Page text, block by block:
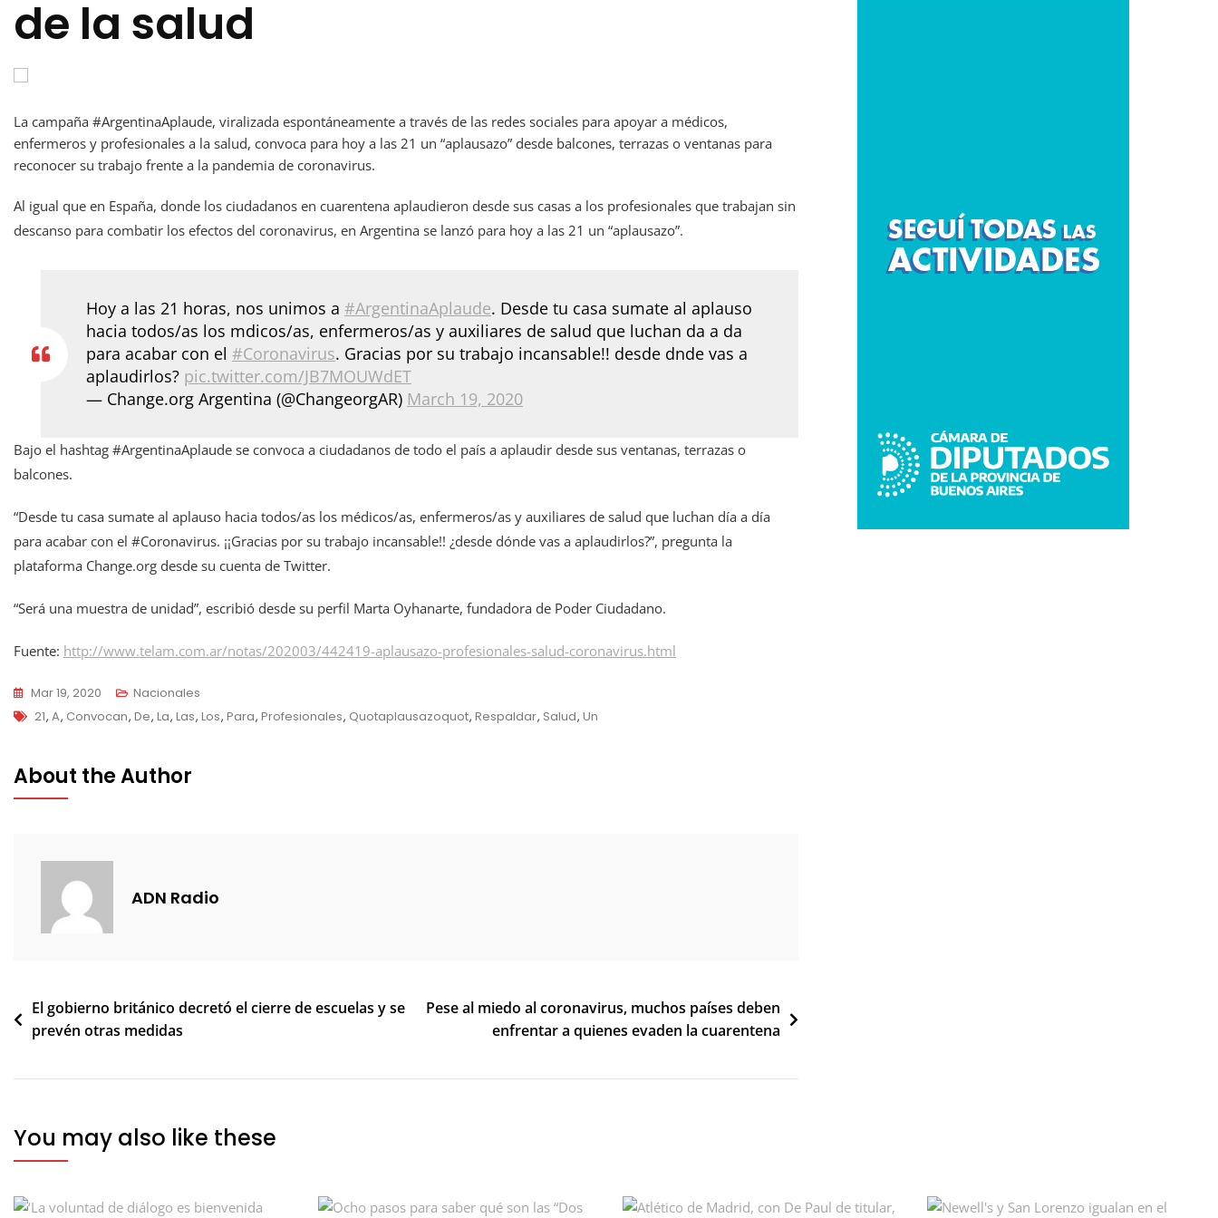
de la salud
La campaña #ArgentinaAplaude, viralizada espontáneamente a través de las redes sociales para apoyar a médicos,
enfermeros y profesionales a la salud, convoca para hoy a las 21 un “aplausazo” desde balcones, terrazas o ventanas para
reconocer su trabajo frente a la pandemia de coronavirus.
Al igual que en España, donde los ciudadanos en cuarentena aplaudieron desde sus casas a los profesionales que trabajan sin
descanso para combatir los efectos del coronavirus, en Argentina se lanzó para hoy a las 21 un “aplausazo”.
Hoy a las 21 horas, nos unimos a #ArgentinaAplaude. Desde tu casa sumate al aplauso
hacia todos/as los mdicos/as, enfermeros/as y auxiliares de salud que luchan da a da
para acabar con el #Coronavirus. Gracias por su trabajo incansable!! desde dnde vas a
aplaudirlos? pic.twitter.com/JB7MOUWdET
— Change.org Argentina (@ChangeorgAR) March 19, 2020
Bajo el hashtag #ArgentinaAplaude se convoca a ciudadanos de todo el país a aplaudir desde sus ventanas, terrazas o
balcones.
“Desde tu casa sumate al aplauso hacia todos/as los médicos/as, enfermeros/as y auxiliares de salud que luchan día a día
para acabar con el #Coronavirus. ¡¡Gracias por su trabajo incansable!! ¿desde dónde vas a aplaudirlos?”, pregunta la
plataforma Change.org desde su cuenta de Twitter.
“Será una muestra de unidad”, escribió desde su perfil Marta Oyhanarte, fundadora de Poder Ciudadano.
Fuente: http://www.telam.com.ar/notas/202003/442419-aplausazo-profesionales-salud-coronavirus.html
Mar 19, 2020
Nacionales
Tags
21, A, Convocan, De, La, Las, Los, Para, Profesionales, Quotaplausazoquot, Respaldar, Salud, Un
About the Author
ADN Radio
Navegación
de
entradas
El gobierno británico decretó el cierre de escuelas y se
prevén otras medidas
Pese al miedo al coronavirus, muchos países deben
enfrentar a quienes evaden la cuarentena
You may also like these